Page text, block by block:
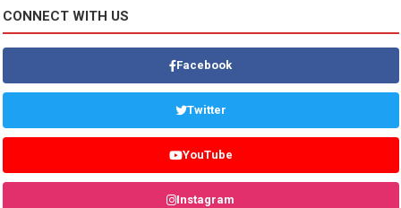
CONNECT WITH US
Facebook
Twitter
YouTube
Instagram